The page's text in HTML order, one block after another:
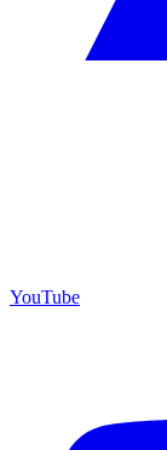
YouTube